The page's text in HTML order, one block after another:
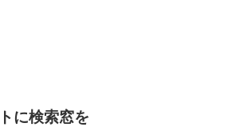
に検索窓を